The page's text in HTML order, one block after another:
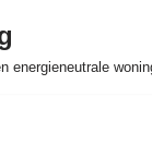
energieneutrale